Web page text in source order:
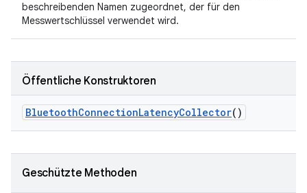
beschreibenden Namen zugeordnet, der für den
Messwertschlüssel verwendet wird.
Öffentliche Konstruktoren
BluetoothConnectionLatencyCollector()
Geschützte Methoden